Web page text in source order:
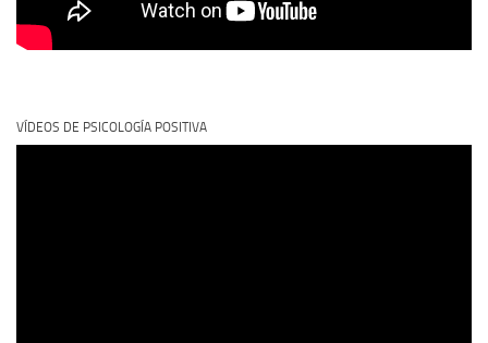
VÍDEOS DE PSICOLOGÍA POSITIVA